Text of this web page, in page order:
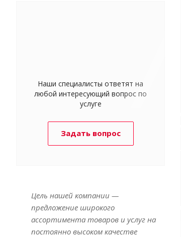
Наши специалисты ответят на
любой интересующий вопрос по
услуге
Задать вопрос
Цель нашей компании —
предложение широкого
ассортимента товаров и услуг на
постоянно высоком качестве